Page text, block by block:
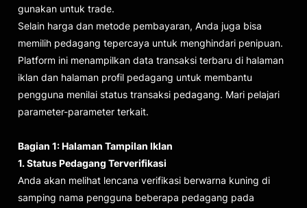
gunakan untuk trade.
Selain harga dan metode pembayaran, Anda juga bisa
memilih pedagang tepercaya untuk menghindari penipuan.
Platform ini menampilkan data transaksi terbaru di halaman
iklan dan halaman profil pedagang untuk membantu
pengguna menilai status transaksi pedagang. Mari pelajari
parameter-parameter terkait.
Bagian 1: Halaman Tampilan Iklan
1. Status Pedagang Terverifikasi
Anda akan melihat lencana verifikasi berwarna kuning di
samping nama pengguna beberapa pedagang pada